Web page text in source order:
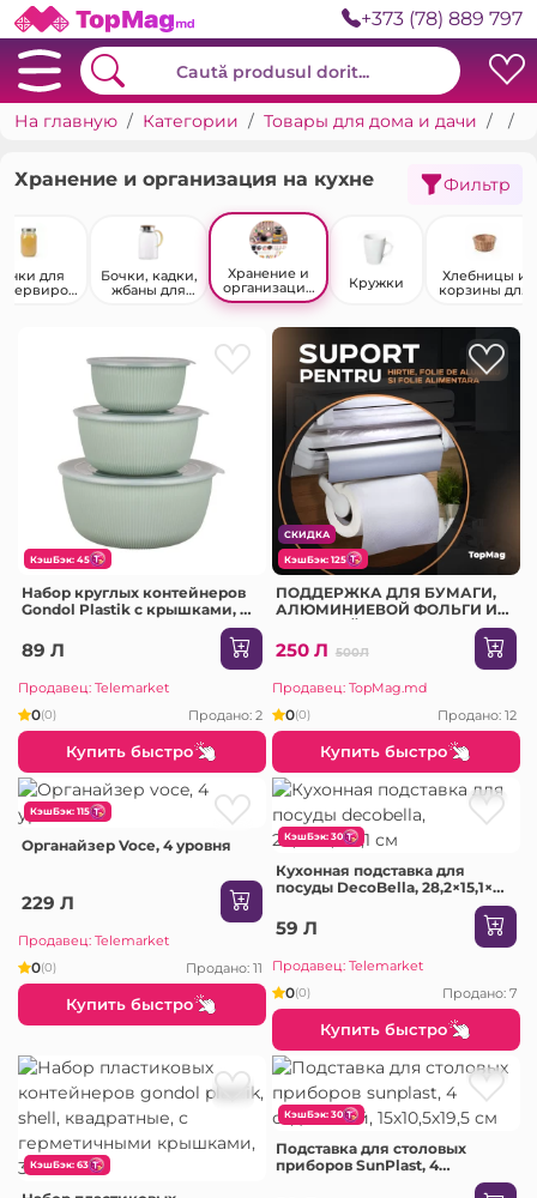
+373 (78) 889 797
На главную Категории Товары для дома и дачи
Хранение и организация на кухне Фильтр
для
Бочки, кадки,
жбаны для
Хранение и
организация
на кухне
Кружки
Хлебницы и
корзины для
КэшБэк: 45
Набор круглых контейнеров
Gondol Plastik с крышками, 3
89 Л
Продавец: Telemarket
0(0) Продано: 2
Купить быстро
СКИДКА
КэшБэк: 125
ПОДДЕРЖКА ДЛЯ БУМАГИ,
АЛЮМИНИЕВОЙ ФОЛЬГИ И
250 Л 500Л
Продавец: TopMag.md
0(0) Продано: 12
Купить быстро
КэшБэк: 115
Органайзер Voce, 4 уровня
229 Л
Продавец: Telemarket
0(0) Продано: 11
Купить быстро
КэшБэк: 30
Кухонная подставка для
посуды DecoBella, 28,2×15,1×9,1
59 Л
Продавец: Telemarket
0(0) Продано: 7
Купить быстро
КэшБэк: 63
КэшБэк: 30
Подставка для столовых
приборов SunPlast, 4
отделений, 15х10,5х19,5 см